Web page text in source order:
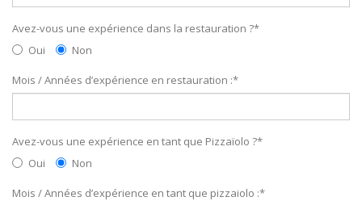
Avez-vous une expérience dans la restauration ?*
Oui
Non
Mois / Années d’expérience en restauration :*
Avez-vous une expérience en tant que Pizzaïolo ?*
Oui
Non
Mois / Années d’expérience en tant que pizzaiolo :*